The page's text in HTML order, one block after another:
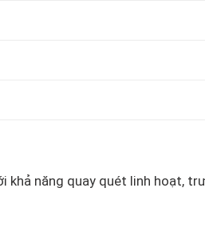
khả năng quay quét linh hoạt,